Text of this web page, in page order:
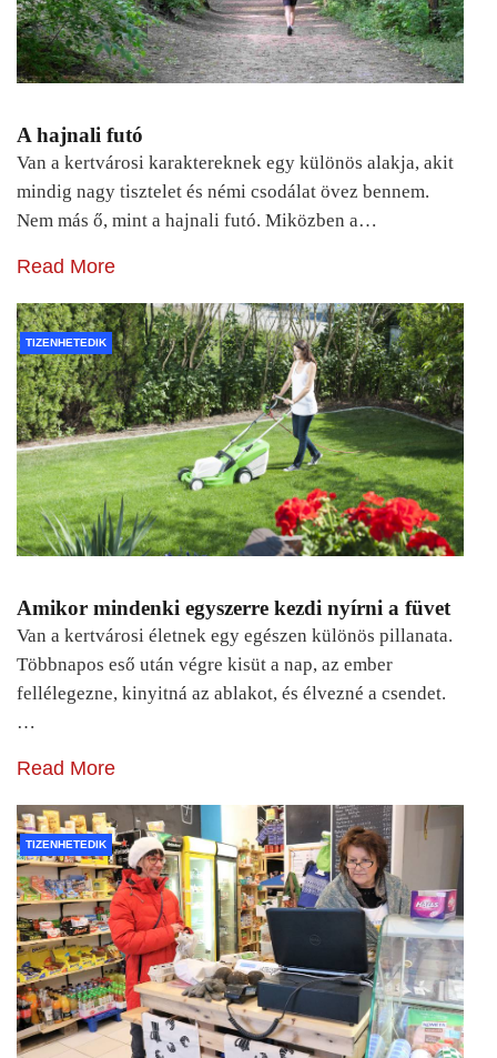
A hajnali futó
Van a kertvárosi karaktereknek egy különös alakja, akit
mindig nagy tisztelet és némi csodálat övez bennem.
Nem más ő, mint a hajnali futó. Miközben a…
Read More
TIZENHETEDIK
Amikor mindenki egyszerre kezdi nyírni a füvet
Van a kertvárosi életnek egy egészen különös pillanata.
Többnapos eső után végre kisüt a nap, az ember
fellélegezne, kinyitná az ablakot, és élvezné a csendet.
…
Read More
TIZENHETEDIK